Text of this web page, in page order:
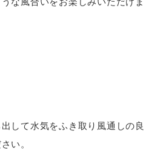
して水気をふき取り風通しの良
い。